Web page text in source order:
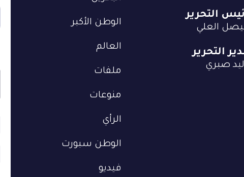
الوطن الأكبر
العالم
ملفات
منوعات
الرأي
الوطن سبورت
فيديو
التحرير
العلي
التحرير
صبري